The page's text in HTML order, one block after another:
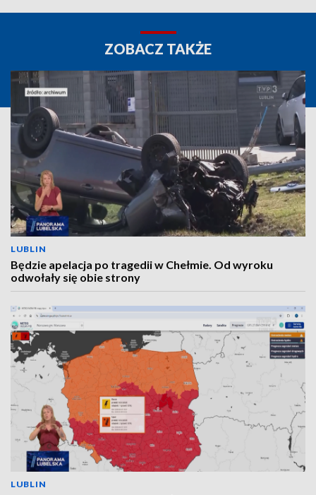
ZOBACZ TAKŻE
LUBLIN
Będzie apelacja po tragedii w Chełmie. Od wyroku
odwołały się obie strony
LUBLIN